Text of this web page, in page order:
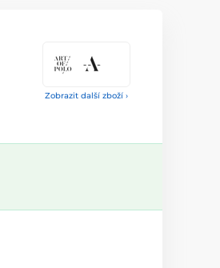
Zobrazit další zboží ›